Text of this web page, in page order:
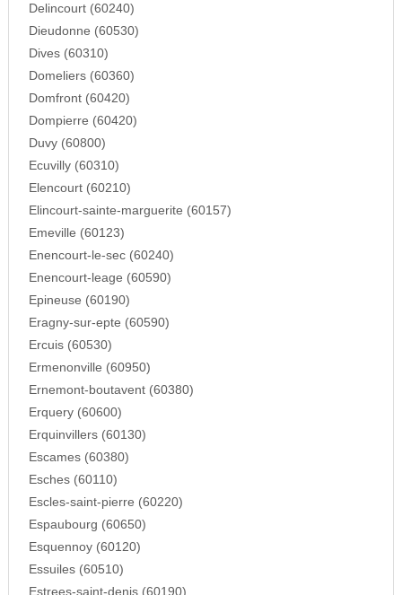
Delincourt (60240)
Dieudonne (60530)
Dives (60310)
Domeliers (60360)
Domfront (60420)
Dompierre (60420)
Duvy (60800)
Ecuvilly (60310)
Elencourt (60210)
Elincourt-sainte-marguerite (60157)
Emeville (60123)
Enencourt-le-sec (60240)
Enencourt-leage (60590)
Epineuse (60190)
Eragny-sur-epte (60590)
Ercuis (60530)
Ermenonville (60950)
Ernemont-boutavent (60380)
Erquery (60600)
Erquinvillers (60130)
Escames (60380)
Esches (60110)
Escles-saint-pierre (60220)
Espaubourg (60650)
Esquennoy (60120)
Essuiles (60510)
Estrees-saint-denis (60190)